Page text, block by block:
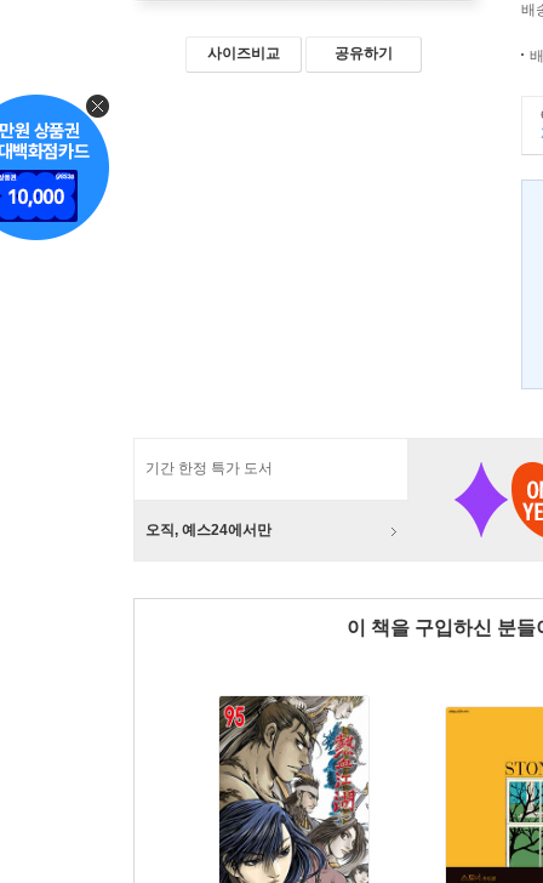
사이즈비교 공유하기
배
기간 한정 특가 도서
오직, 예스24에서만
이 책을 구입하신 분